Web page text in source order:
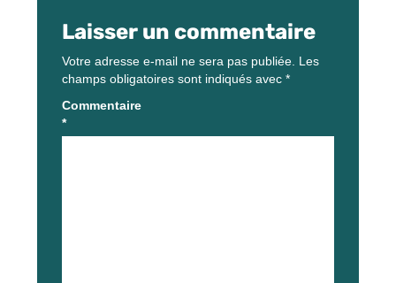
Laisser un commentaire
Votre adresse e-mail ne sera pas publiée. Les
champs obligatoires sont indiqués avec *
Commentaire
*